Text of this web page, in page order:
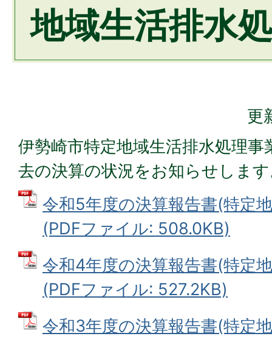
地域生活排水
更
伊勢崎市特定地域生活排水処理
去の決算の状況をお知らせしま
令和5年度の決算報告書(特定
(PDFファイル: 508.0KB)
令和4年度の決算報告書(特定
(PDFファイル: 527.2KB)
令和3年度の決算報告書(特定